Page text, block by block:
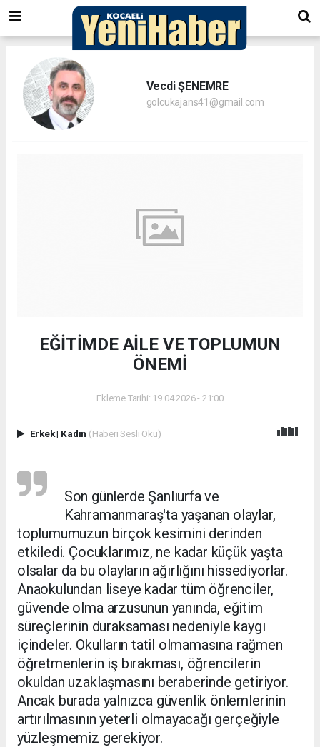
Vecdi ŞENEMRE
golcukajans41@gmail.com
EĞİTİMDE AİLE VE TOPLUMUN
ÖNEMİ
Ekleme Tarihi: 19.04.2026 - 21:00
Erkek| Kadın (Haberi Sesli Oku)
Son günlerde Şanlıurfa ve
Kahramanmaraş'ta yaşanan olaylar,
toplumumuzun birçok kesimini derinden
etkiledi. Çocuklarımız, ne kadar küçük yaşta
olsalar da bu olayların ağırlığını hissediyorlar.
Anaokulundan liseye kadar tüm öğrenciler,
güvende olma arzusunun yanında, eğitim
süreçlerinin duraksaması nedeniyle kaygı
içindeler. Okulların tatil olmamasına rağmen
öğretmenlerin iş bırakması, öğrencilerin
okuldan uzaklaşmasını beraberinde getiriyor.
Ancak burada yalnızca güvenlik önlemlerinin
artırılmasının yeterli olmayacağı gerçeğiyle
yüzleşmemiz gerekiyor.